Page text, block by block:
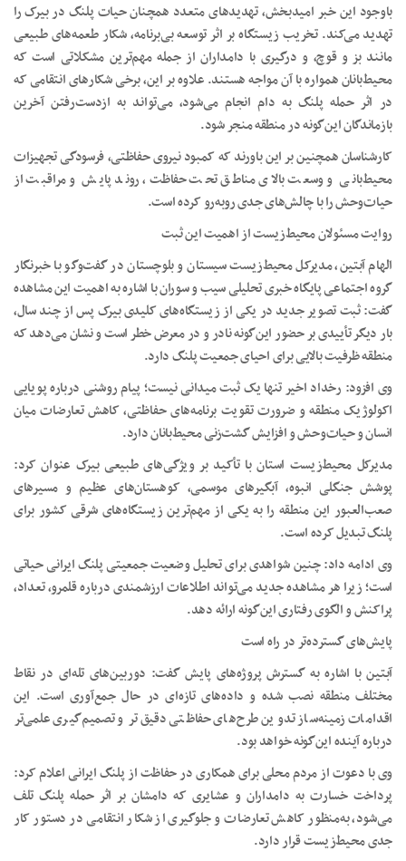
باوجود این خبر امیدبخش، تهدیدهای متعدد همچنان حیات پلنگ در بیرک را
تهدید می‌کند. تخریب زیستگاه بر اثر توسعه بی‌برنامه، شکار طعمه‌های طبیعی
مانند بز و قوچ، و درگیری با دامداران از جمله مهم‌ترین مشکلاتی است که
محیط‌بانان همواره با آن مواجه هستند. علاوه بر این، برخی شکارهای انتقامی که
در اثر حمله پلنگ به دام انجام می‌شود، می‌تواند به ازدست‌رفتن آخرین
بازماندگان این‌گونه در منطقه منجر شود.
کارشناسان همچنین بر این باورند که کمبود نیروی حفاظتی، فرسودگی تجهیزات
محیط‌بانی و وسعت بالای مناطق تحت حفاظت، روند پایش و مراقبت از
حیات‌وحش را با چالش‌های جدی روبه‌رو کرده است.
روایت مسئولان محیط‌زیست از اهمیت این ثبت
الهام آبتین، مدیرکل محیط‌زیست سیستان و بلوچستان در گفت‌وگو با خبرنگار
گروه اجتماعی پایگاه خبری تحلیلی سیب و سوران با اشاره به اهمیت این مشاهده
گفت: ثبت تصویر جدید در یکی از زیستگاه‌های کلیدی بیرک پس از چند سال،
بار دیگر تأییدی بر حضور این‌گونه نادر و در معرض خطر است و نشان می‌دهد که
منطقه ظرفیت بالایی برای احیای جمعیت پلنگ دارد.
وی افزود: رخداد اخیر تنها یک ثبت میدانی نیست؛ پیام روشنی درباره پویایی
اکولوژیک منطقه و ضرورت تقویت برنامه‌های حفاظتی، کاهش تعارضات میان
انسان و حیات‌وحش و افزایش گشت‌زنی محیط‌بانان دارد.
مدیرکل محیط‌زیست استان با تأکید بر ویژگی‌های طبیعی بیرک عنوان کرد:
پوشش جنگلی انبوه، آبگیرهای موسمی، کوهستان‌های عظیم و مسیرهای
صعب‌العبور این منطقه را به یکی از مهم‌ترین زیستگاه‌های شرقی کشور برای
پلنگ تبدیل کرده است.
وی ادامه داد: چنین شواهدی برای تحلیل وضعیت جمعیتی پلنگ ایرانی حیاتی
است؛ زیرا هر مشاهده جدید می‌تواند اطلاعات ارزشمندی درباره قلمرو، تعداد،
پراکنش و الگوی رفتاری این‌گونه ارائه دهد.
پایش‌های گسترده‌تر در راه است
آبتین با اشاره به گسترش پروژه‌های پایش گفت: دوربین‌های تله‌ای در نقاط
مختلف منطقه نصب شده و داده‌های تازه‌ای در حال جمع‌آوری است. این
اقدامات زمینه‌ساز تدوین طرح‌های حفاظتی دقیق‌تر و تصمیم‌گیری علمی‌تر
درباره آینده این‌گونه خواهد بود.
وی با دعوت از مردم محلی برای همکاری در حفاظت از پلنگ ایرانی اعلام کرد:
پرداخت خسارت به دامداران و عشایری که دامشان بر اثر حمله پلنگ تلف
می‌شود، به‌منظور کاهش تعارضات و جلوگیری از شکار انتقامی در دستور کار
جدی محیط‌زیست قرار دارد.